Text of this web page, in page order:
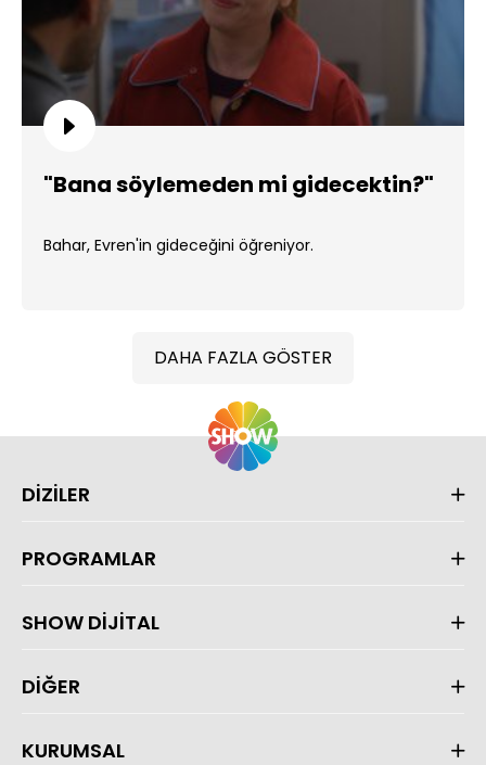
"Bana söylemeden mi gidecektin?"
Bahar, Evren'in gideceğini öğreniyor.
DAHA FAZLA GÖSTER
DİZİLER
PROGRAMLAR
SHOW DİJİTAL
DİĞER
KURUMSAL